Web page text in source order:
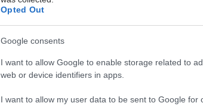
Opted Out
Google consents
I want to allow Google to enable storage related to
web or device identifiers in apps.
I want to allow my user data to be sent to Google for
του πόνου στη μέση,
έρευνα.